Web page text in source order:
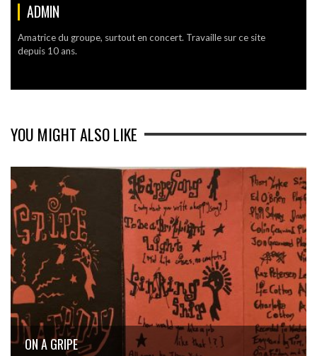
ADMIN
Amatrice du groupe, surtout en concert. Travaille sur ce site
depuis 10 ans.
YOU MIGHT ALSO LIKE
ON A GRIPE